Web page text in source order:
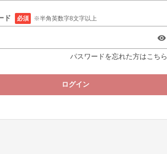
ド 必須 ※半角英数字8文字以上
パスワードを忘れた方はこちら
ログイン